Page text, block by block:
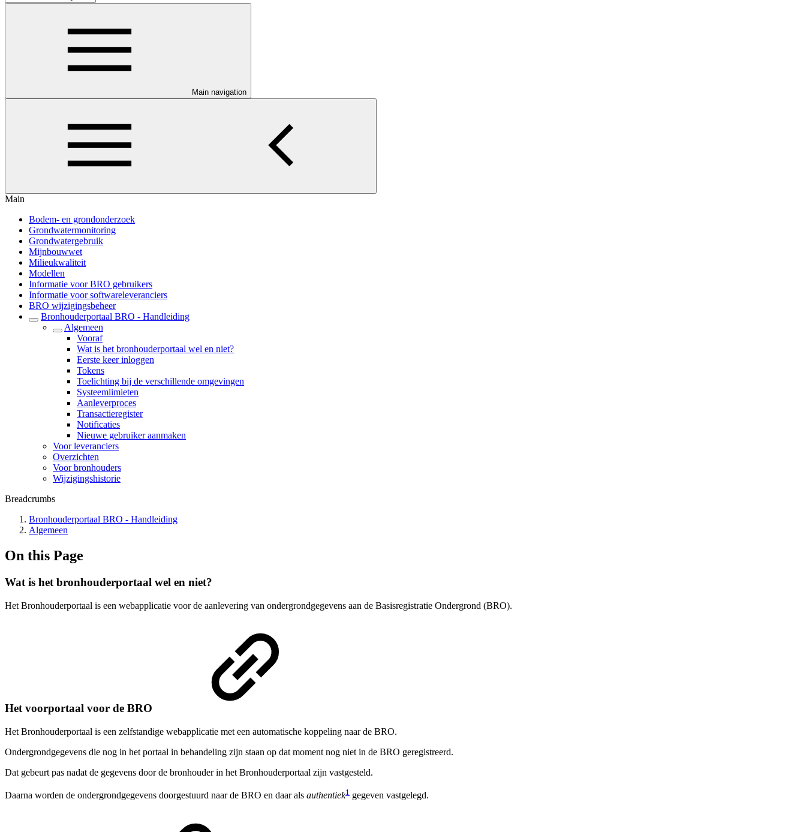
Main navigation
Main
Bodem- en grondonderzoek
Grondwatermonitoring
Grondwatergebruik
Mijnbouwwet
Milieukwaliteit
Modellen
Informatie voor BRO gebruikers
Informatie voor softwareleveranciers
BRO wijzigingsbeheer
Bronhouderportaal BRO - Handleiding
Algemeen
Vooraf
Wat is het bronhouderportaal wel en niet?
Eerste keer inloggen
Tokens
Toelichting bij de verschillende omgevingen
Systeemlimieten
Aanleverproces
Transactieregister
Notificaties
Nieuwe gebruiker aanmaken
Voor leveranciers
Overzichten
Voor bronhouders
Wijzigingshistorie
Breadcrumbs
Bronhouderportaal BRO - Handleiding
Algemeen
On this Page
Wat is het bronhouderportaal wel en niet?
Het Bronhouderportaal is een webapplicatie voor de aanlevering van ondergrondgegevens aan de Basisregistratie Ondergrond (BRO).
Het voorportaal voor de BRO
Het Bronhouderportaal is een zelfstandige webapplicatie met een automatische koppeling naar de BRO.
Ondergrondgegevens die nog in het portaal in behandeling zijn staan op dat moment nog niet in de BRO geregistreerd.
Dat gebeurt pas nadat de gegevens door de bronhouder in het Bronhouderportaal zijn vastgesteld.
Daarna worden de ondergrondgegevens doorgestuurd naar de BRO en daar als authentiek1 gegeven vastgelegd.